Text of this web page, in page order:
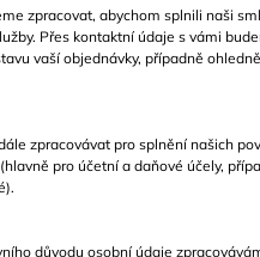
zpracovat, abychom splnili naši
. Přes kontaktní údaje s vámi
vaší objednávky, případně
zpracovávat pro splnění našich
pro účetní a daňové účely,
důvodu osobní údaje